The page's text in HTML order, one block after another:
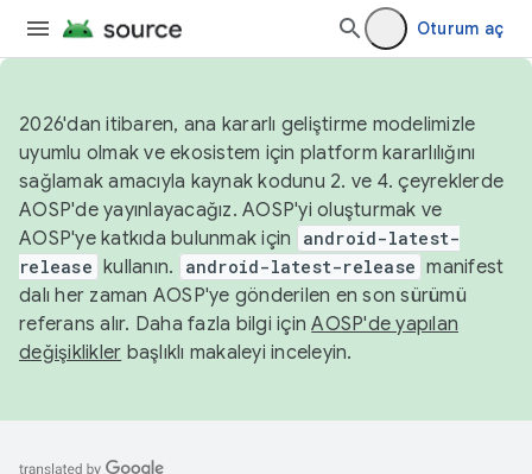
Oturum aç
2026'dan itibaren, ana kararlı geliştirme modelimizle
uyumlu olmak ve ekosistem için platform kararlılığını
sağlamak amacıyla kaynak kodunu 2. ve 4. çeyreklerde
AOSP'de yayınlayacağız. AOSP'yi oluşturmak ve
AOSP'ye katkıda bulunmak için
android-latest-
release kullanın. android-latest-release manifest
dalı her zaman AOSP'ye gönderilen en son sürümü
referans alır. Daha fazla bilgi içinAOSP'de yapılan
değişiklikler başlıklı makaleyi inceleyin.